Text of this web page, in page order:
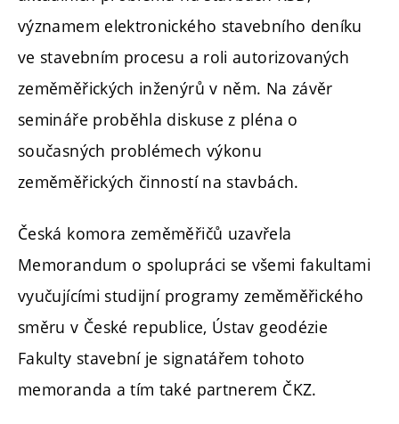
významem elektronického stavebního deníku
ve stavebním procesu a roli autorizovaných
zeměměřických inženýrů v něm. Na závěr
semináře proběhla diskuse z pléna o
současných problémech výkonu
zeměměřických činností na stavbách.
Česká komora zeměměřičů uzavřela
Memorandum o spolupráci se všemi fakultami
vyučujícími studijní programy zeměměřického
směru v České republice, Ústav geodézie
Fakulty stavební je signatářem tohoto
memoranda a tím také partnerem ČKZ.